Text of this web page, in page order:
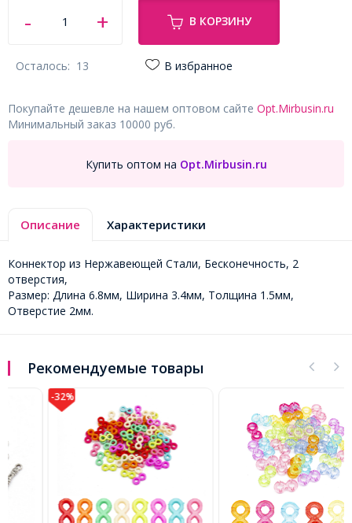
В КОРЗИНУ
Осталось: 13 В избранное
Покупайте дешевле на нашем оптовом сайте Opt.Mirbusin.ru
Минимальный заказ 10000 руб.
Купить оптом на Opt.Mirbusin.ru
Описание Характеристики
Коннектор из Нержавеющей Стали, Бесконечность, 2
отверстия,
Размер: Длина 6.8мм, Ширина 3.4мм, Толщина 1.5мм,
Отверстие 2мм.
Рекомендуемые товары